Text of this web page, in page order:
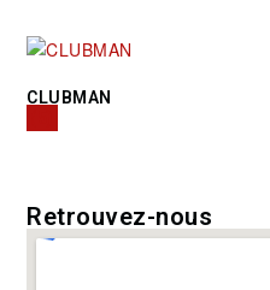
CLUBMAN
Retrouvez-nous